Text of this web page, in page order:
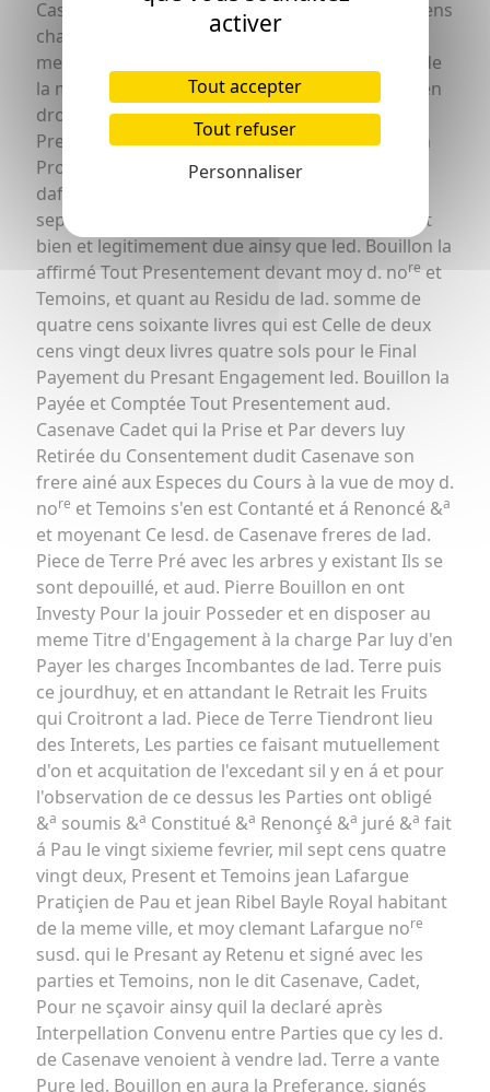
Casenave Cadet Pour sen faire Payer dud. Laurens
chaut en Capital et Interet jusqu'a ce jour de
meme que ceux qui Courront à lavenir. Tout et de
la meme maniere que luy meme Bouillon etoit en
droit de s'en faire Payer avant La Passation du
Presant acte, le Constituant à cet effet Pour son
Procureur Général et special, avec Pouvoir
daffirmer que lad. somme de deux cens trente
sept livres seise sols Capitalle et Interets, luy est
bien et legitimement due ainsy que led. Bouillon la
affirmé Tout Presentement devant moy d. nore et
Temoins, et quant au Residu de lad. somme de
quatre cens soixante livres qui est Celle de deux
cens vingt deux livres quatre sols pour le Final
Payement du Presant Engagement led. Bouillon la
Payée et Comptée Tout Presentement aud.
Casenave Cadet qui la Prise et Par devers luy
Retirée du Consentement dudit Casenave son
frere ainé aux Especes du Cours à la vue de moy d.
nore et Temoins s'en est Contanté et á Renoncé &a
et moyenant Ce lesd. de Casenave freres de lad.
Piece de Terre Pré avec les arbres y existant Ils se
sont depouillé, et aud. Pierre Bouillon en ont
Investy Pour la jouir Posseder et en disposer au
meme Titre d'Engagement à la charge Par luy d'en
Payer les charges Incombantes de lad. Terre puis
ce jourdhuy, et en attandant le Retrait les Fruits
qui Croitront a lad. Piece de Terre Tiendront lieu
des Interets, Les parties ce faisant mutuellement
d'on et acquitation de l'excedant sil y en á et pour
l'observation de ce dessus les Parties ont obligé
&a soumis &a Constitué &a Renonçé &a juré &a fait
á Pau le vingt sixieme fevrier, mil sept cens quatre
vingt deux, Present et Temoins jean Lafargue
Pratiçien de Pau et jean Ribel Bayle Royal habitant
de la meme ville, et moy clemant Lafargue nore
susd. qui le Presant ay Retenu et signé avec les
parties et Temoins, non le dit Casenave, Cadet,
Pour ne sçavoir ainsy quil la declaré après
Interpellation Convenu entre Parties que cy les d.
de Casenave venoient à vendre lad. Terre a vante
Pure led. Bouillon en aura la Preferance, signés
activer
Tout accepter
Tout refuser
Personnaliser